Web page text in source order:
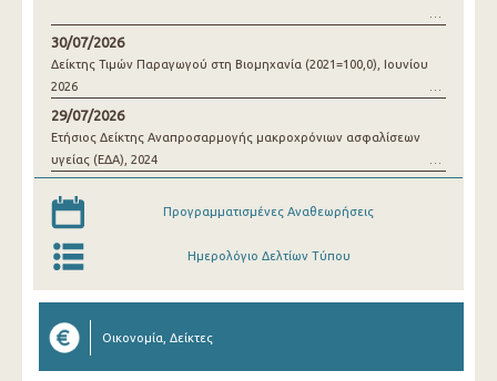
30/07/2026
Δείκτης Τιμών Παραγωγού στη Βιομηχανία (2021=100,0), Ιουνίου
2026
29/07/2026
Ετήσιος Δείκτης Αναπροσαρμογής μακροχρόνιων ασφαλίσεων
υγείας (ΕΔΑ), 2024
Προγραμματισμένες Αναθεωρήσεις
Ημερολόγιο Δελτίων Τύπου
Οικονομία, Δείκτες